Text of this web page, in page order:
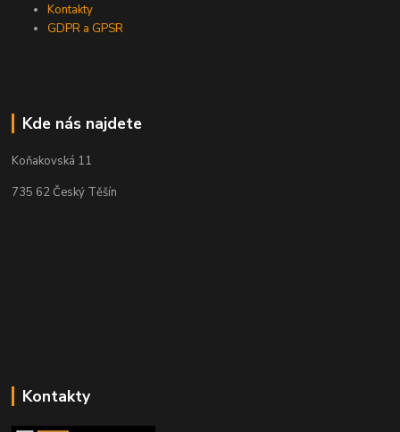
Kontakty
GDPR a GPSR
Kde nás najdete
Koňakovská 11
735 62 Český Těšín
Kontakty